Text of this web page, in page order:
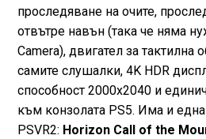
проследяване на очите,
отвътре навън (така че няма
Camera), двигател за тактилна
самите слушалки, 4K HDR
способност 2000x2040 и
към конзолата PS5. Има и една
PSVR2: Horizon Call of the